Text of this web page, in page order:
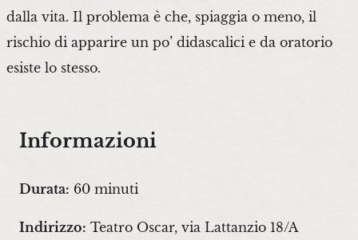
dalla vita. Il problema è che, spiaggia o meno, il
rischio di apparire un po’ didascalici e da oratorio
esiste lo stesso.
Informazioni
Durata: 60 minuti
Indirizzo: Teatro Oscar, via Lattanzio 18/A